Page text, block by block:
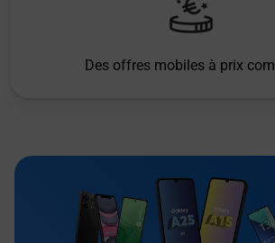
Des offres mobiles à prix